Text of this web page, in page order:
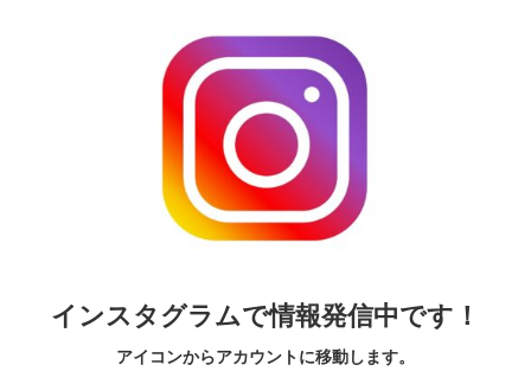
インスタグラムで情報発信中です！
アイコンからアカウントに移動します。